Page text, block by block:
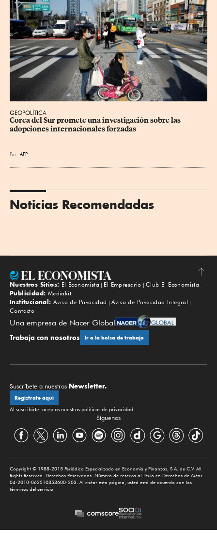
GEOPOLÍTICA
Corea del Sur promete una investigación sobre las
adopciones internacionales forzadas
Por AFP
Noticias Recomendadas
Subir
Nuestros Sitios: El Economista El Empresario
Club El Economista
Publicidad: Mediakit
Institucional: Aviso de Privacidad
Aviso de Privacidad Integral
Contacto
Una empresa de Nacer Global
Trabaja con nosotros Ir a la bolsa de trabajo
Suscríbete a nuestros Newsletter.
Regístrate aquí
Al suscribirte, aceptas nuestras políticas de privacidad.
Síguenos
Copyright © 1988-2015 Periódico Especializado en Economía y Finanzas, S.A. de C.V. All
Rights Reserved. Derechos Reservados. Número de reserva al Título en Derechos de Autor
04-2010-062510353600-203. Al visitar esta página, usted está de acuerdo con los
términos del servicio